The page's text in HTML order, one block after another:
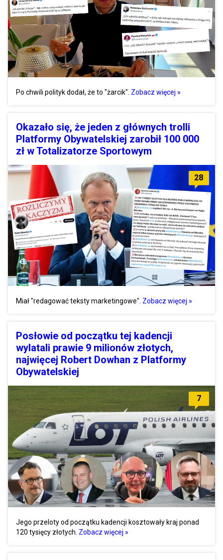
Po chwili polityk dodał, że to "żarcik". Zobacz więcej »
Okazało się, że jeden z głównych trolli
Platformy Obywatelskiej zarobił 100 000
zł w Totalizatorze Sportowym
28
Miał "redagować teksty marketingowe". Zobacz więcej »
Posłowie od początku tej kadencji
wylatali prawie 9 milionów złotych,
najwięcej Robert Dowhan z Platformy
Obywatelskiej
7
Jego przeloty od początku kadencji kosztowały kraj ponad
120 tysięcy złotych. Zobacz więcej »